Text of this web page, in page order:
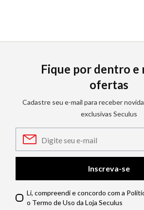
Fique por dentro e
ofertas
Cadastre seu e-mail para receber
exclusivas Seculus
Inscreva-se
Li, compreendi e concordo com a
o Termo de Uso da Loja Seculus